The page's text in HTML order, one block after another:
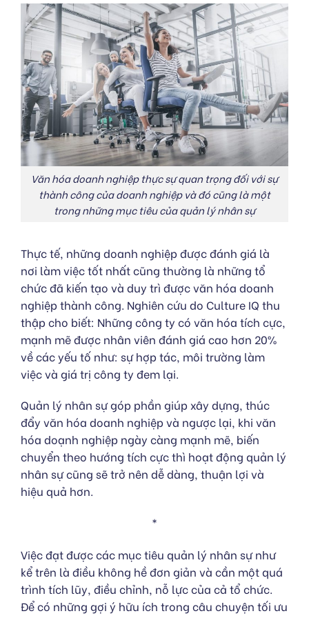
Văn hóa doanh nghiệp thực sự quan trọng đối với sự
thành công của doanh nghiệp và đó cũng là một
trong những mục tiêu của quản lý nhân sự
Thực tế, những doanh nghiệp được đánh giá là
nơi làm việc tốt nhất cũng thường là những tổ
chức đã kiến tạo và duy trì được văn hóa doanh
nghiệp thành công. Nghiên cứu do Culture IQ thu
thập cho biết: Những công ty có văn hóa tích cực,
mạnh mẽ được nhân viên đánh giá cao hơn 20%
về các yếu tố như: sự hợp tác, môi trường làm
việc và giá trị công ty đem lại.
Quản lý nhân sự góp phần giúp xây dựng, thúc
đẩy văn hóa doanh nghiệp và ngược lại, khi văn
hóa doạnh nghiệp ngày càng mạnh mẽ, biến
chuyển theo hướng tích cực thì hoạt động quản lý
nhân sự cũng sẽ trở nên dễ dàng, thuận lợi và
hiệu quả hơn.
*
Việc đạt được các mục tiêu quản lý nhân sự như
kể trên là điều không hề đơn giản và cần một quá
trình tích lũy, điều chỉnh, nỗ lực của cả tổ chức.
Để có những gợi ý hữu ích trong câu chuyện tối ưu